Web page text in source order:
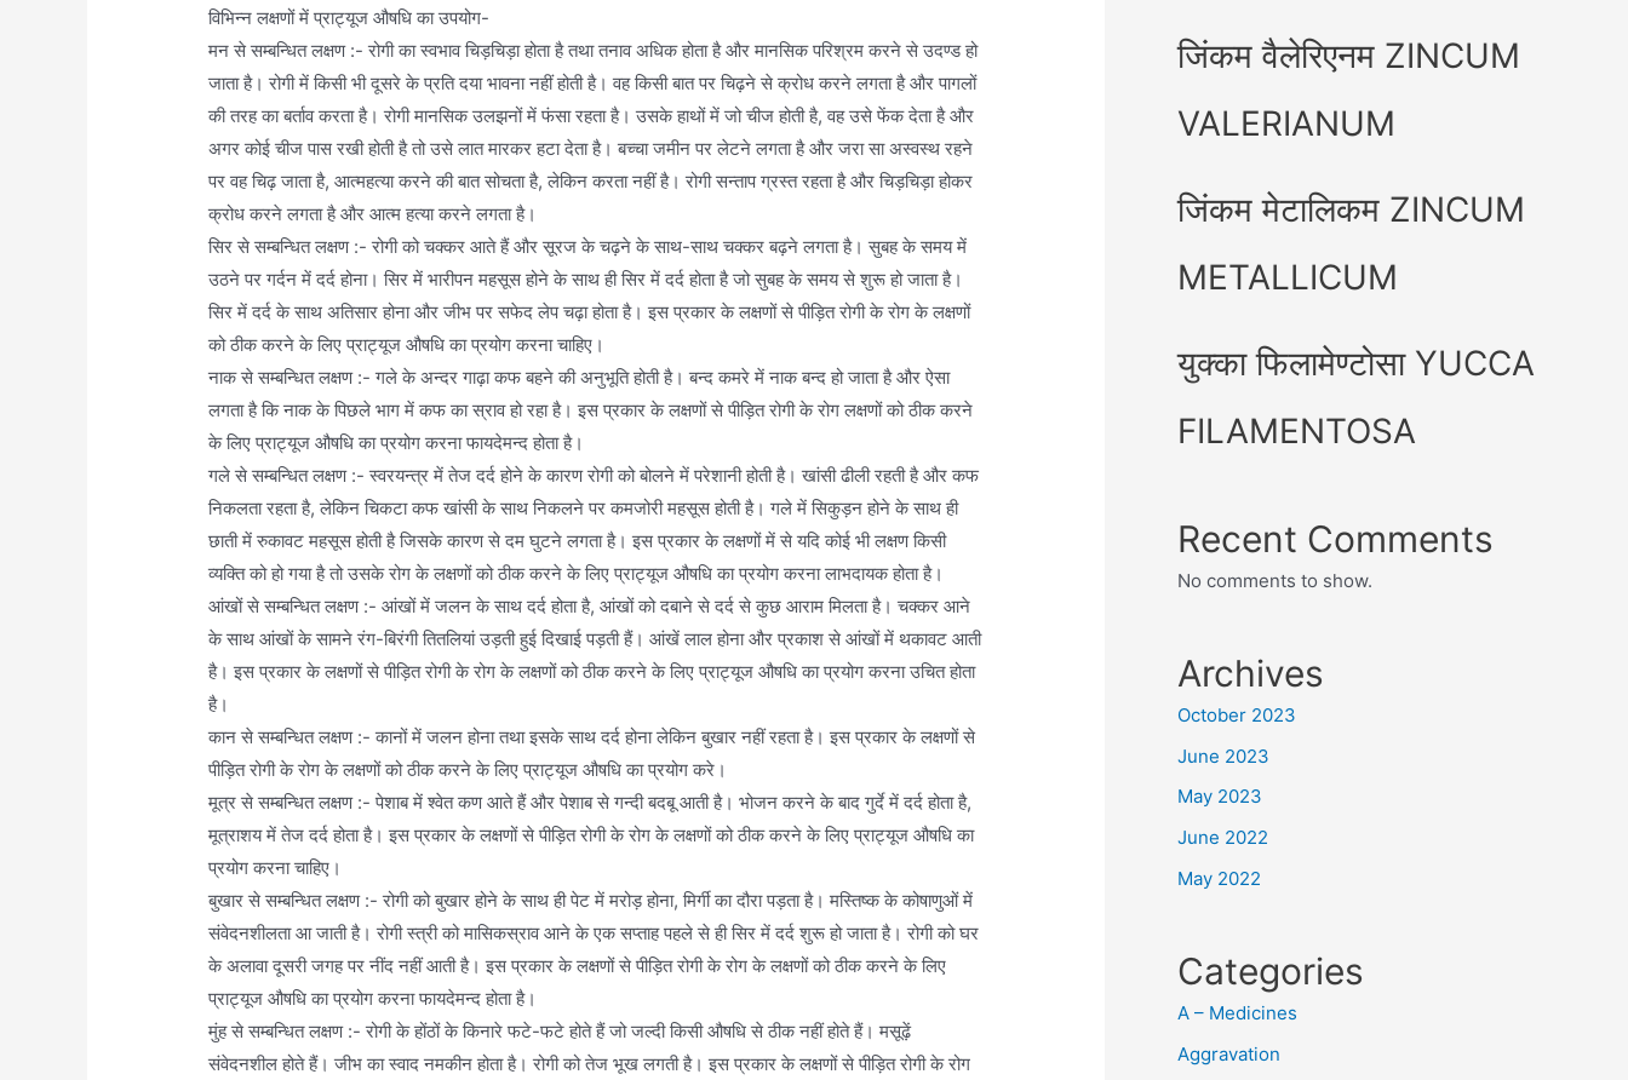
विभिन्न लक्षणों में प्राट्यूज औषधि का उपयोग-
मन से सम्बन्धित लक्षण :- रोगी का स्वभाव चिड़चिड़ा होता है तथा तनाव अधिक होता है और मानसिक परिश्रम करने से उदण्ड हो
जाता है। रोगी में किसी भी दूसरे के प्रति दया भावना नहीं होती है। वह किसी बात पर चिढ़ने से क्रोध करने लगता है और पागलों
की तरह का बर्ताव करता है। रोगी मानसिक उलझनों में फंसा रहता है। उसके हाथों में जो चीज होती है, वह उसे फेंक देता है और
अगर कोई चीज पास रखी होती है तो उसे लात मारकर हटा देता है। बच्चा जमीन पर लेटने लगता है और जरा सा अस्वस्थ रहने
पर वह चिढ़ जाता है, आत्महत्या करने की बात सोचता है, लेकिन करता नहीं है। रोगी सन्ताप ग्रस्त रहता है और चिड़चिड़ा होकर
क्रोध करने लगता है और आत्म हत्या करने लगता है।
सिर से सम्बन्धित लक्षण :- रोगी को चक्कर आते हैं और सूरज के चढ़ने के साथ-साथ चक्कर बढ़ने लगता है। सुबह के समय में
उठने पर गर्दन में दर्द होना। सिर में भारीपन महसूस होने के साथ ही सिर में दर्द होता है जो सुबह के समय से शुरू हो जाता है।
सिर में दर्द के साथ अतिसार होना और जीभ पर सफेद लेप चढ़ा होता है। इस प्रकार के लक्षणों से पीड़ित रोगी के रोग के लक्षणों
को ठीक करने के लिए प्राट्यूज औषधि का प्रयोग करना चाहिए।
नाक से सम्बन्धित लक्षण :- गले के अन्दर गाढ़ा कफ बहने की अनुभूति होती है। बन्द कमरे में नाक बन्द हो जाता है और ऐसा
लगता है कि नाक के पिछले भाग में कफ का स्राव हो रहा है। इस प्रकार के लक्षणों से पीड़ित रोगी के रोग लक्षणों को ठीक करने
के लिए प्राट्यूज औषधि का प्रयोग करना फायदेमन्द होता है।
गले से सम्बन्धित लक्षण :- स्वरयन्त्र में तेज दर्द होने के कारण रोगी को बोलने में परेशानी होती है। खांसी ढीली रहती है और कफ
निकलता रहता है, लेकिन चिकटा कफ खांसी के साथ निकलने पर कमजोरी महसूस होती है। गले में सिकुड़न होने के साथ ही
छाती में रुकावट महसूस होती है जिसके कारण से दम घुटने लगता है। इस प्रकार के लक्षणों में से यदि कोई भी लक्षण किसी
व्यक्ति को हो गया है तो उसके रोग के लक्षणों को ठीक करने के लिए प्राट्यूज औषधि का प्रयोग करना लाभदायक होता है।
आंखों से सम्बन्धित लक्षण :- आंखों में जलन के साथ दर्द होता है, आंखों को दबाने से दर्द से कुछ आराम मिलता है। चक्कर आने
के साथ आंखों के सामने रंग-बिरंगी तितलियां उड़ती हुई दिखाई पड़ती हैं। आंखें लाल होना और प्रकाश से आंखों में थकावट आती
है। इस प्रकार के लक्षणों से पीड़ित रोगी के रोग के लक्षणों को ठीक करने के लिए प्राट्यूज औषधि का प्रयोग करना उचित होता
है।
कान से सम्बन्धित लक्षण :- कानों में जलन होना तथा इसके साथ दर्द होना लेकिन बुखार नहीं रहता है। इस प्रकार के लक्षणों से
पीड़ित रोगी के रोग के लक्षणों को ठीक करने के लिए प्राट्यूज औषधि का प्रयोग करे।
मूत्र से सम्बन्धित लक्षण :- पेशाब में श्वेत कण आते हैं और पेशाब से गन्दी बदबू आती है। भोजन करने के बाद गुर्दे में दर्द होता है,
मूत्राशय में तेज दर्द होता है। इस प्रकार के लक्षणों से पीड़ित रोगी के रोग के लक्षणों को ठीक करने के लिए प्राट्यूज औषधि का
प्रयोग करना चाहिए।
बुखार से सम्बन्धित लक्षण :- रोगी को बुखार होने के साथ ही पेट में मरोड़ होना, मिर्गी का दौरा पड़ता है। मस्तिष्क के कोषाणुओं में
संवेदनशीलता आ जाती है। रोगी स्त्री को मासिकस्राव आने के एक सप्ताह पहले से ही सिर में दर्द शुरू हो जाता है। रोगी को घर
के अलावा दूसरी जगह पर नींद नहीं आती है। इस प्रकार के लक्षणों से पीड़ित रोगी के रोग के लक्षणों को ठीक करने के लिए
प्राट्यूज औषधि का प्रयोग करना फायदेमन्द होता है।
मुंह से सम्बन्धित लक्षण :- रोगी के होंठों के किनारे फटे-फटे होते हैं जो जल्दी किसी औषधि से ठीक नहीं होते हैं। मसूढ़ें
संवेदनशील होते हैं। जीभ का स्वाद नमकीन होता है। रोगी को तेज भूख लगती है। इस प्रकार के लक्षणों से पीड़ित रोगी के रोग
जिंकम वैलेरिएनम ZINCUM
VALERIANUM
जिंकम मेटालिकम ZINCUM
METALLICUM
युक्का फिलामेण्टोसा YUCCA
FILAMENTOSA
Recent Comments
No comments to show.
Archives
October 2023
June 2023
May 2023
June 2022
May 2022
Categories
A – Medicines
Aggravation